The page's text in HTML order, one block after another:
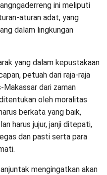
ini meliputi
aturan adat, yang
dalam lingkungan
yang dalam kepustakaan
petuah dari raja-raja
Makassar dari zaman
oleh moralitas
berkata yang baik,
harus jujur, janji ditepati,
dan pasti serta para
mengingatkan akan